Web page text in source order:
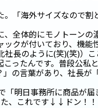
「海外サイズなので
全体的にモノトーンの
ックが付いており、機
長のように(笑)(笑)）
ったんです。普段公
の言葉があり、社長
「明日事務所に商品が
、これです↓↓ドン！！